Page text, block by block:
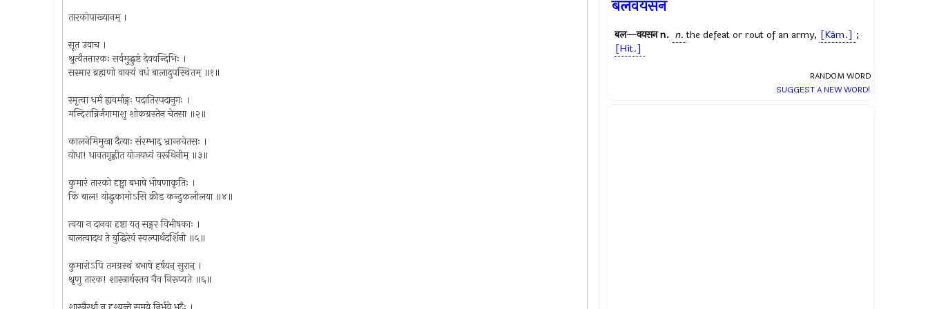
तारकोपाख्यानम् ।
सूत उवाच ।
श्रुत्वैतत्तारकः सर्वमुद्घुष्टं देववन्दिभिः ।
सस्मार ब्रह्मणो वाक्यं वधं बालादुपस्थितम् ॥१॥
स्मृत्वा धर्मं ह्यवर्माङ्गः पदातिरपदानुगः ।
मन्दिरान्निर्जगामाशु शोकग्रस्तेन चेतसा ॥२॥
कालनेमिमुखा दैत्याः संरम्भाद् भ्रान्तचेतसः ।
योधा! धावतगृह्णीत योजयध्वं वरूथिनीम् ॥३॥
कुमारं तारको दृष्ट्वा बभाषे भीषणाकृतिः ।
किं बाल! योद्धुकामोऽसि क्रीड कन्दुकलीलया ॥४॥
त्वया न दानवा दृष्टा यत् सङ्गर विभीषकाः ।
बालत्वादथ ते बुद्धिरेवं स्वल्पार्थदर्शिनी ॥५॥
कुमारोऽपि तमग्रस्थं बभाषे हर्षयन् सुरान् ।
श्रृणु तारक! शास्त्रार्थस्तव चैव निरूप्यते ॥६॥
बलवयसन
बल—वयसनn. n. the defeat or rout of an army, [Kām.] ;
[Hit.]
RANDOM WORD
SUGGEST A NEW WORD!